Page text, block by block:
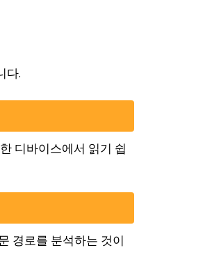
다.
디바이스에서 읽기 쉽
경로를 분석하는 것이